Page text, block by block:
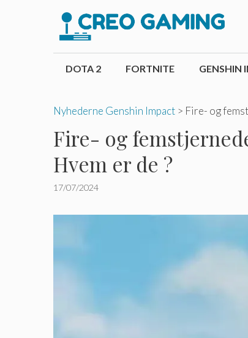
DOTA 2 FORTNITE GENSHIN
Nyhederne Genshin Impact > Fire- og
Fire- og
Hvem er de ?
17/07/2024